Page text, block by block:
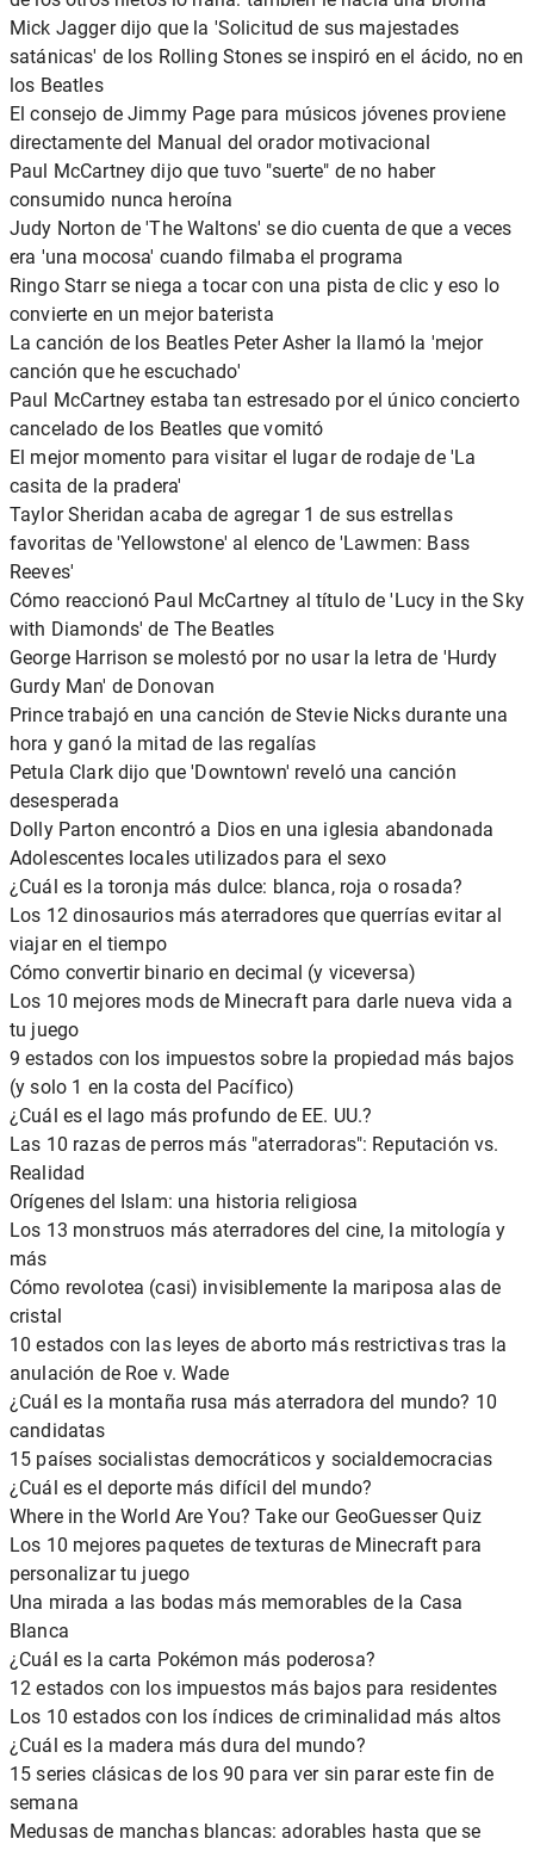
Mick Jagger dijo que la 'Solicitud de sus majestades
satánicas' de los Rolling Stones se inspiró en el ácido, no en
los Beatles
El consejo de Jimmy Page para músicos jóvenes proviene
directamente del Manual del orador motivacional
Paul McCartney dijo que tuvo "suerte" de no haber
consumido nunca heroína
Judy Norton de 'The Waltons' se dio cuenta de que a veces
era 'una mocosa' cuando filmaba el programa
Ringo Starr se niega a tocar con una pista de clic y eso lo
convierte en un mejor baterista
La canción de los Beatles Peter Asher la llamó la 'mejor
canción que he escuchado'
Paul McCartney estaba tan estresado por el único concierto
cancelado de los Beatles que vomitó
El mejor momento para visitar el lugar de rodaje de 'La
casita de la pradera'
Taylor Sheridan acaba de agregar 1 de sus estrellas
favoritas de 'Yellowstone' al elenco de 'Lawmen: Bass
Reeves'
Cómo reaccionó Paul McCartney al título de 'Lucy in the Sky
with Diamonds' de The Beatles
George Harrison se molestó por no usar la letra de 'Hurdy
Gurdy Man' de Donovan
Prince trabajó en una canción de Stevie Nicks durante una
hora y ganó la mitad de las regalías
Petula Clark dijo que 'Downtown' reveló una canción
desesperada
Dolly Parton encontró a Dios en una iglesia abandonada
Adolescentes locales utilizados para el sexo
¿Cuál es la toronja más dulce: blanca, roja o rosada?
Los 12 dinosaurios más aterradores que querrías evitar al
viajar en el tiempo
Cómo convertir binario en decimal (y viceversa)
Los 10 mejores mods de Minecraft para darle nueva vida a
tu juego
9 estados con los impuestos sobre la propiedad más bajos
(y solo 1 en la costa del Pacífico)
¿Cuál es el lago más profundo de EE. UU.?
Las 10 razas de perros más "aterradoras": Reputación vs.
Realidad
Orígenes del Islam: una historia religiosa
Los 13 monstruos más aterradores del cine, la mitología y
más
Cómo revolotea (casi) invisiblemente la mariposa alas de
cristal
10 estados con las leyes de aborto más restrictivas tras la
anulación de Roe v. Wade
¿Cuál es la montaña rusa más aterradora del mundo? 10
candidatas
15 países socialistas democráticos y socialdemocracias
¿Cuál es el deporte más difícil del mundo?
Where in the World Are You? Take our GeoGuesser Quiz
Los 10 mejores paquetes de texturas de Minecraft para
personalizar tu juego
Una mirada a las bodas más memorables de la Casa
Blanca
¿Cuál es la carta Pokémon más poderosa?
12 estados con los impuestos más bajos para residentes
Los 10 estados con los índices de criminalidad más altos
¿Cuál es la madera más dura del mundo?
15 series clásicas de los 90 para ver sin parar este fin de
semana
Medusas de manchas blancas: adorables hasta que se